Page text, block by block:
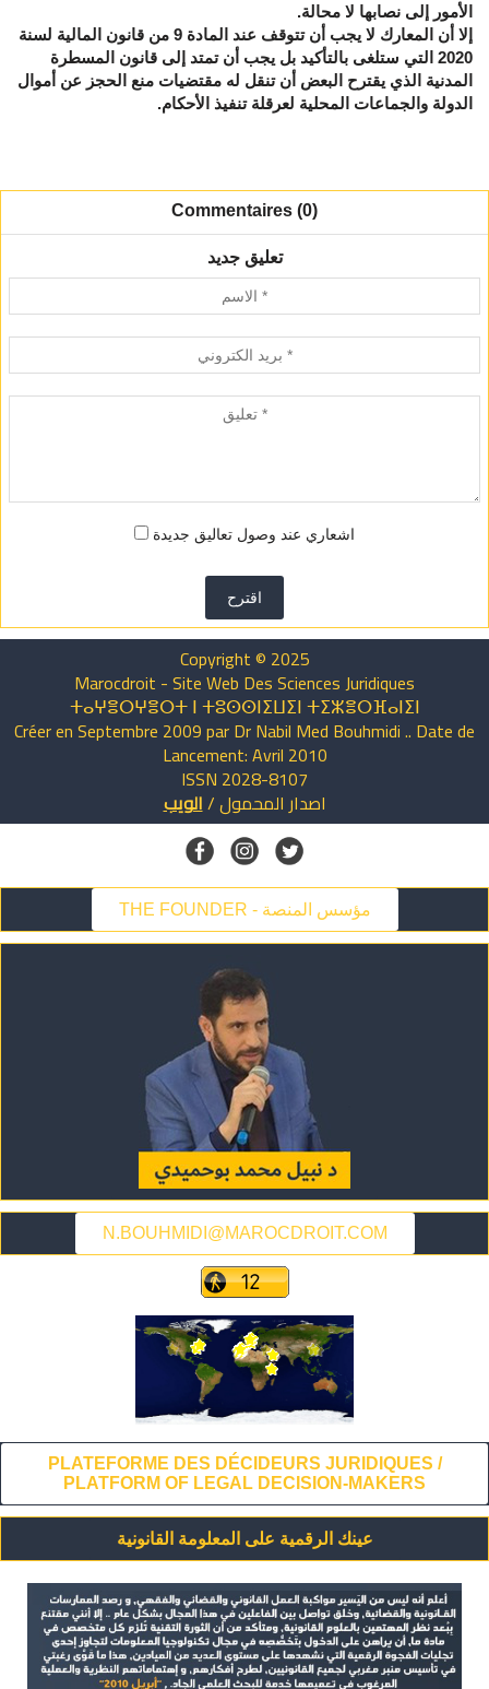
الأمور إلى نصابها لا محالة.
إلا أن المعارك لا يجب أن تتوقف عند المادة 9 من قانون المالية لسنة
2020 التي ستلغى بالتأكيد بل يجب أن تمتد إلى قانون المسطرة
المدنية الذي يقترح البعض أن تنقل له مقتضيات منع الحجز عن أموال
الدولة والجماعات المحلية لعرقلة تنفيذ الأحكام.
Commentaires (0)
تعليق جديد
اشعاري عند وصول تعاليق جديدة
اقترح
Copyright © 2025
Marocdroit - Site Web Des Sciences Juridiques
ⵜⴰⵖⴻⵔⵖⴻⵔⵜ ⵏ ⵜⵓⵙⵙⵏⵉⵡⵉⵏ ⵜⵉⵣⴻⵔⴼⴰⵏⵉⵏ
Créer en Septembre 2009 par Dr Nabil Med Bouhmidi .. Date de
Lancement: Avril 2010
ISSN 2028-8107
اصدار المحمول/الويب
THE FOUNDER - مؤسس المنصة
N.BOUHMIDI@MAROCDROIT.COM
PLATEFORME DES DÉCIDEURS JURIDIQUES /
PLATFORM OF LEGAL DECISION-MAKERS
عينك الرقمية على المعلومة القانونية